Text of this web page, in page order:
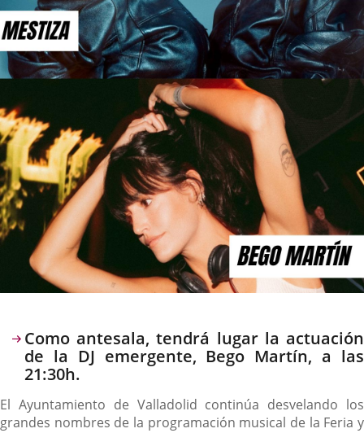
Descripción
Como antesala, tendrá lugar la actuación
de la DJ emergente, Bego Martín, a las
21:30h.
El Ayuntamiento de Valladolid continúa desvelando los
grandes nombres de la programación musical de la Feria y